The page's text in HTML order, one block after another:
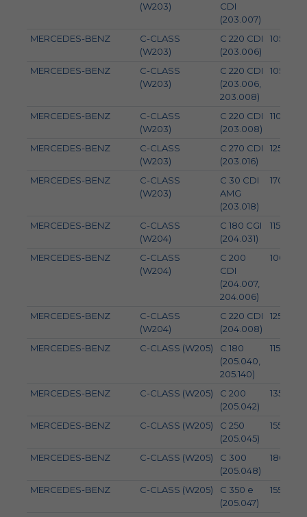
(W203)
CDI
(203.007)
MERCEDES-BENZ
C-CLASS
(W203)
C 220 CDI
(203.006)
105
MERCEDES-BENZ
C-CLASS
(W203)
C 220 CDI
(203.006,
203.008)
105
MERCEDES-BENZ
C-CLASS
(W203)
C 220 CDI
(203.008)
110
MERCEDES-BENZ
C-CLASS
(W203)
C 270 CDI
(203.016)
125
MERCEDES-BENZ
C-CLASS
(W203)
C 30 CDI
AMG
(203.018)
170
MERCEDES-BENZ
C-CLASS
(W204)
C 180 CGI
(204.031)
115
MERCEDES-BENZ
C-CLASS
(W204)
C 200
CDI
(204.007,
204.006)
100
MERCEDES-BENZ
C-CLASS
(W204)
C 220 CDI
(204.008)
125
MERCEDES-BENZ C-CLASS (W205)
C 180
(205.040,
205.140)
115
MERCEDES-BENZ C-CLASS (W205)
C 200
(205.042)
135
MERCEDES-BENZ C-CLASS (W205)
C 250
(205.045)
155
MERCEDES-BENZ C-CLASS (W205)
C 300
(205.048)
180
MERCEDES-BENZ C-CLASS (W205)
C 350 e
(205.047)
155